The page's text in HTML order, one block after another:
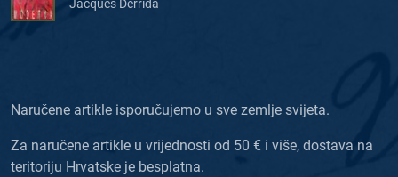
Jacques Derrida
Naručene artikle isporučujemo u sve zemlje svijeta.
Za naručene artikle u vrijednosti od 50 € i više, dostava na
teritoriju Hrvatske je besplatna.